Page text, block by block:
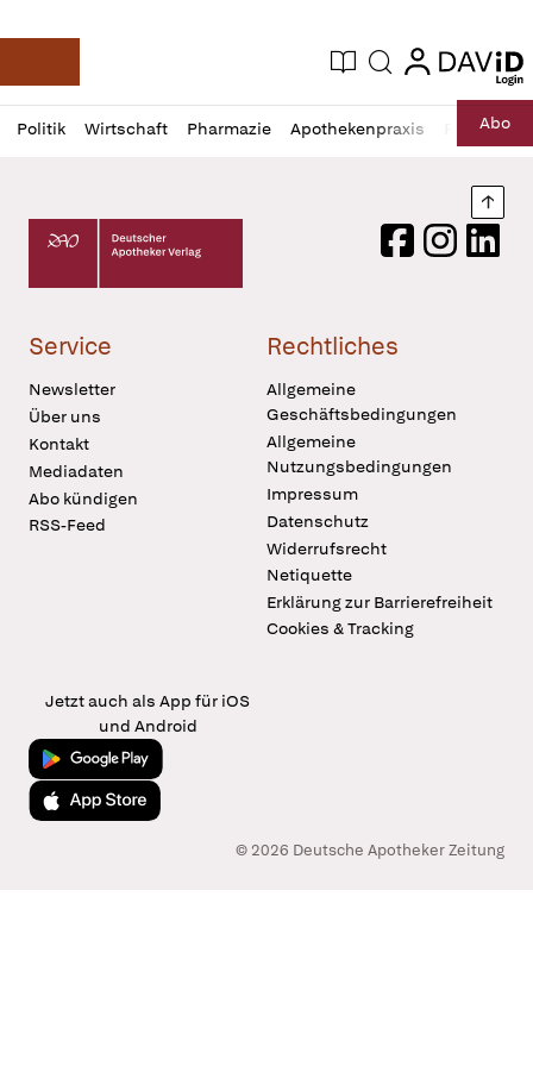
Deutsche Apotheker Zeitung
Aktuelle Ausgabe
Suche login
login
Politik Wirtschaft Pharmazie Apothekenpraxis RechtAbo
Profil
öffnen
Daz
Pur
Deutscher Apotheker Verlag Logo
FacebookInstagram
Service
Newsletter
Über uns
Kontakt
Mediadaten
Abo kündigen
RSS-Feed
Rechtliches
Allgemeine
Geschäftsbedingungen
Allgemeine
Nutzungsbedingungen
Impressum
Datenschutz
Widerrufsrecht
Netiquette
Erklärung zur Barrierefreiheit
Cookies & Tracking
Jetzt auch als App für iOS
und Android
Jetzt bei Google Play
Laden im App Store
© 2026 Deutsche Apotheker Zeitung